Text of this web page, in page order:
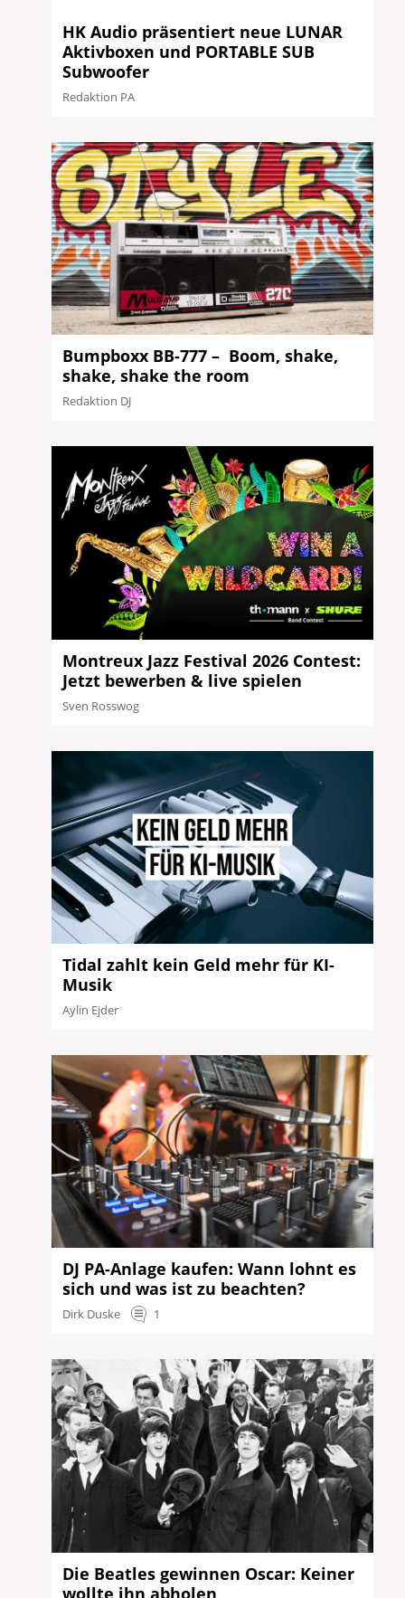
HK Audio präsentiert neue LUNAR
Aktivboxen und PORTABLE SUB
Subwoofer
Redaktion PA
Bumpboxx BB-777 – Boom, shake,
shake, shake the room
Redaktion DJ
Montreux Jazz Festival 2026 Contest:
Jetzt bewerben & live spielen
Sven Rosswog
Tidal zahlt kein Geld mehr für KI-
Musik
Aylin Ejder
DJ PA-Anlage kaufen: Wann lohnt es
sich und was ist zu beachten?
Dirk Duske 1
Die Beatles gewinnen Oscar: Keiner
wollte ihn abholen